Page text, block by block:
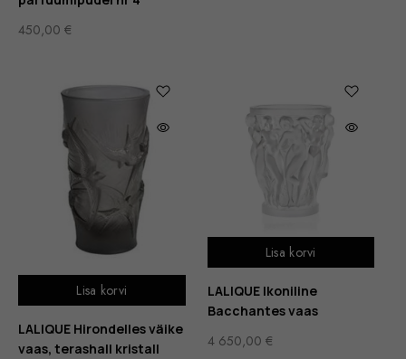
450,00 €
Lisa korvi
LALIQUE Hirondelles väike
vaas, terashall kristall
Lisa korvi
LALIQUE Ikoniline
Bacchantes vaas
4 650,00 €